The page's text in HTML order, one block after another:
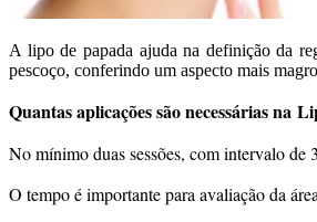
A lipo de papada ajuda na definição da
pescoço, conferindo um aspecto mais
Quantas aplicações são necessárias na
No mínimo duas sessões, com intervalo de
O tempo é importante para avaliação da